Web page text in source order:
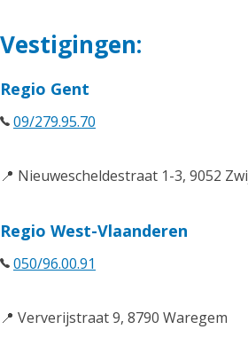
Vestigingen:
Regio Gent
09/279.95.70
📍 Nieuwescheldestraat 1-3, 9052
Regio West-Vlaanderen
050/96.00.91
📍 Ververijstraat 9, 8790 Waregem